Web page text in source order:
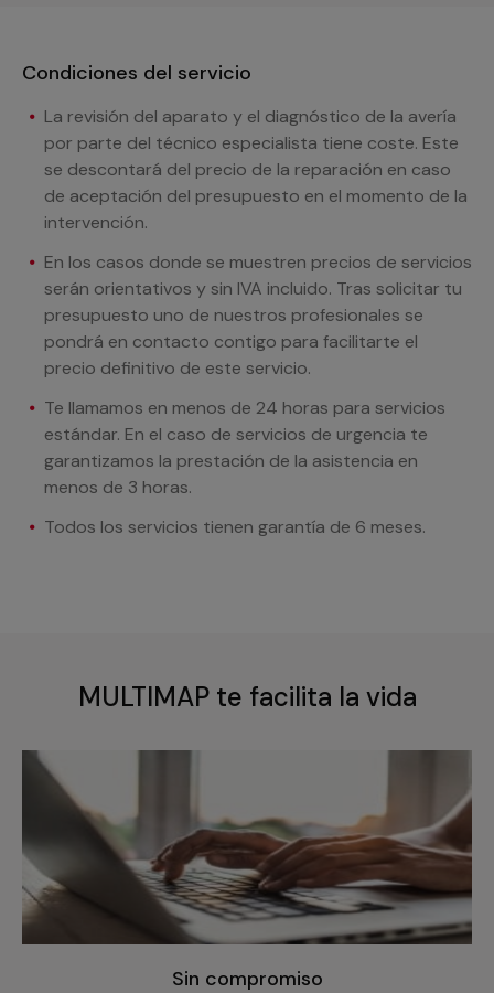
Condiciones del servicio
La revisión del aparato y el diagnóstico de la avería
por parte del técnico especialista tiene coste. Este
se descontará del precio de la reparación en caso
de aceptación del presupuesto en el momento de la
intervención.
En los casos donde se muestren precios de servicios
serán orientativos y sin IVA incluido. Tras solicitar tu
presupuesto uno de nuestros profesionales se
pondrá en contacto contigo para facilitarte el
precio definitivo de este servicio.
Te llamamos en menos de 24 horas para servicios
estándar. En el caso de servicios de urgencia te
garantizamos la prestación de la asistencia en
menos de 3 horas.
Todos los servicios tienen garantía de 6 meses.
MULTIMAP te facilita la vida
Sin compromiso